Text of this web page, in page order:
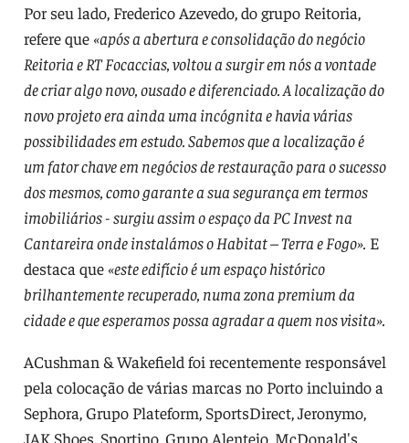
Por seu lado, Frederico Azevedo, do grupo Reitoria,
refere que «após a abertura e consolidação do negócio
Reitoria e RT Focaccias, voltou a surgir em nós a vontade
de criar algo novo, ousado e diferenciado. A localização do
novo projeto era ainda uma incógnita e havia várias
possibilidades em estudo. Sabemos que a localização é
um fator chave em negócios de restauração para o sucesso
dos mesmos, como garante a sua segurança em termos
imobiliários - surgiu assim o espaço da PC Invest na
Cantareira onde instalámos o Habitat – Terra e Fogo». E
destaca que «este edifício é um espaço histórico
brilhantemente recuperado, numa zona premium da
cidade e que esperamos possa agradar a quem nos visita».
ACushman & Wakefield foi recentemente responsável
pela colocação de várias marcas no Porto incluindo a
Sephora, Grupo Plateform, SportsDirect, Jeronymo,
JAK Shoes, Sportino, Grupo Alentejo, McDonald's,